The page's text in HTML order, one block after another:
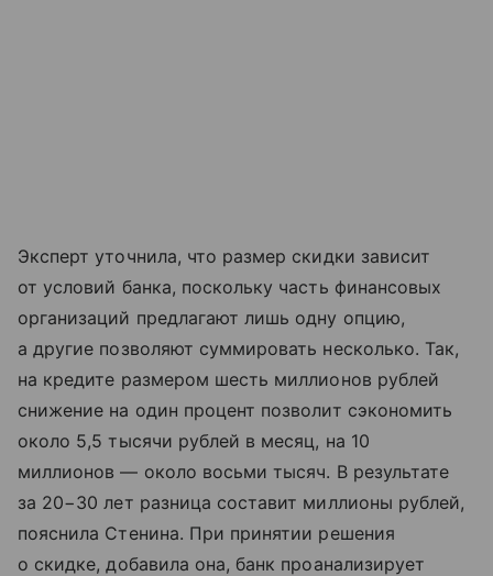
Эксперт уточнила, что размер скидки зависит
от условий банка, поскольку часть финансовых
организаций предлагают лишь одну опцию,
а другие позволяют суммировать несколько. Так,
на кредите размером шесть миллионов рублей
снижение на один процент позволит сэкономить
около 5,5 тысячи рублей в месяц, на 10
миллионов — около восьми тысяч. В результате
за 20−30 лет разница составит миллионы рублей,
пояснила Стенина. При принятии решения
о скидке, добавила она, банк проанализирует